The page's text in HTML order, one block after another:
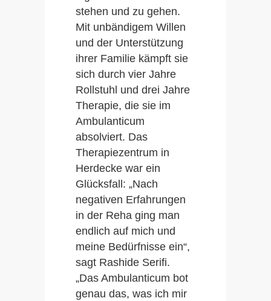
stehen und zu gehen.
Mit unbändigem Willen
und der Unterstützung
ihrer Familie kämpft sie
sich durch vier Jahre
Rollstuhl und drei Jahre
Therapie, die sie im
Ambulanticum
absolviert. Das
Therapiezentrum in
Herdecke war ein
Glücksfall: „Nach
negativen Erfahrungen
in der Reha ging man
endlich auf mich und
meine Bedürfnisse ein“,
sagt Rashide Serifi.
„Das Ambulanticum bot
genau das, was ich mir